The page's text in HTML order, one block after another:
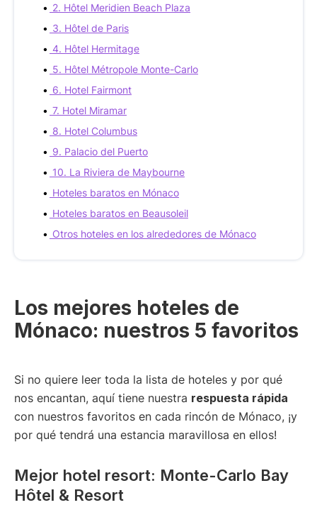
2. Hôtel Meridien Beach Plaza
3. Hôtel de Paris
4. Hôtel Hermitage
5. Hôtel Métropole Monte-Carlo
6. Hotel Fairmont
7. Hotel Miramar
8. Hotel Columbus
9. Palacio del Puerto
10. La Riviera de Maybourne
Hoteles baratos en Mónaco
Hoteles baratos en Beausoleil
Otros hoteles en los alrededores de Mónaco
Los mejores hoteles de
Mónaco: nuestros 5 favoritos
Si no quiere leer toda la lista de hoteles y por qué
nos encantan, aquí tiene nuestra respuesta rápida
con nuestros favoritos en cada rincón de Mónaco, ¡y
por qué tendrá una estancia maravillosa en ellos!
Mejor hotel resort: Monte-Carlo Bay
Hôtel & Resort